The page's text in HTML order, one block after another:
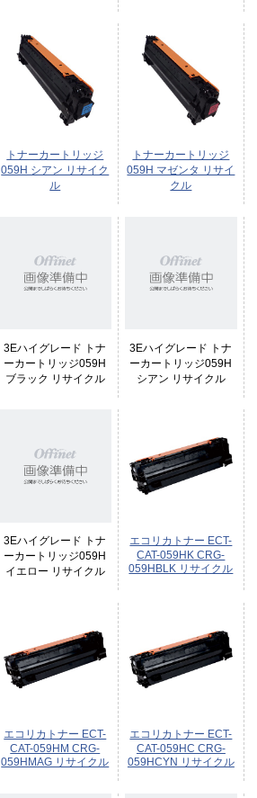
トナーカートリッジ
059H シアン リサイク
ル
トナーカートリッジ
059H マゼンタ リサイ
クル
3Eハイグレード トナ
ーカートリッジ059H
ブラック リサイクル
3Eハイグレード トナ
ーカートリッジ059H
シアン リサイクル
3Eハイグレード トナ
ーカートリッジ059H
イエロー リサイクル
エコリカトナー ECT-
CAT-059HK CRG-
059HBLK リサイクル
エコリカトナー ECT-
CAT-059HM CRG-
059HMAG リサイクル
エコリカトナー ECT-
CAT-059HC CRG-
059HCYN リサイクル